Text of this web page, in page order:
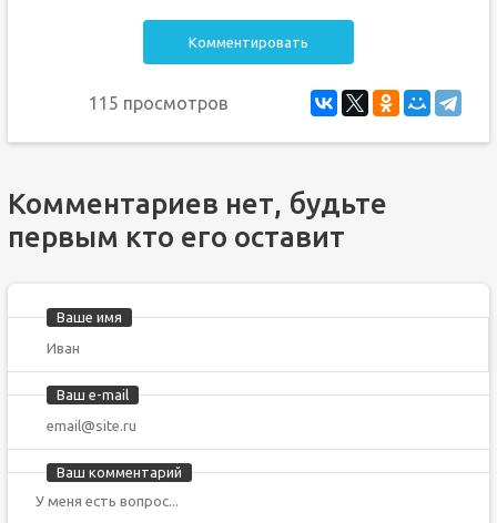
Комментировать
115 просмотров
Комментариев нет, будьте
первым кто его оставит
Ваше имя
Ваш e-mail
Ваш комментарий